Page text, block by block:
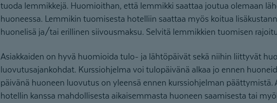
tuoda lemmikkejä. Huomioithan, että lemmikki saattaa joutua olemaan
huoneessa. Lemmikin tuomisesta hotelliin saattaa myös koitua
huonelisä ja/tai erillinen siivousmaksu. Selvitä lemmikkien tuomisen
Asiakkaiden on hyvä huomioida tulo- ja lähtöpäivät sekä niihin liittyvät
luovutusajankohdat. Kurssiohjelma voi tulopäivänä alkaa jo ennen
päivänä huoneen luovutus on yleensä ennen kurssiohjelman päättymistä.
hotellin kanssa mahdollisesta aikaisemmasta huoneen saamisesta tai